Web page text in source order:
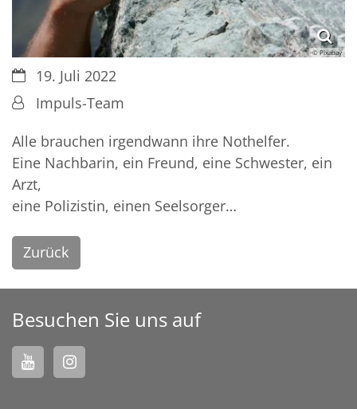
© Pixabay
Datum:19. Juli 2022
Von:Impuls-Team
Alle brauchen irgendwann ihre Nothelfer.
Eine Nachbarin, ein Freund, eine Schwester, ein
Arzt,
eine Polizistin, einen Seelsorger…
Zurück
Besuchen Sie uns auf